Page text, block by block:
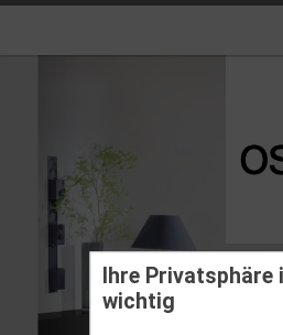
Ihre Privatsphäre
wichtig